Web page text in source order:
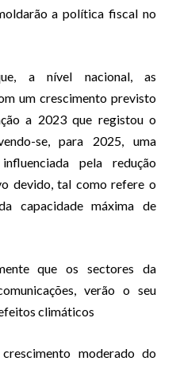
a política fiscal no
a nível nacional, as
um crescimento previsto
a 2023 que registou o
se, para 2025, uma
pela redução
devido, tal como refere o
capacidade máxima de
que os sectores da
verão o seu
climáticos
moderado do